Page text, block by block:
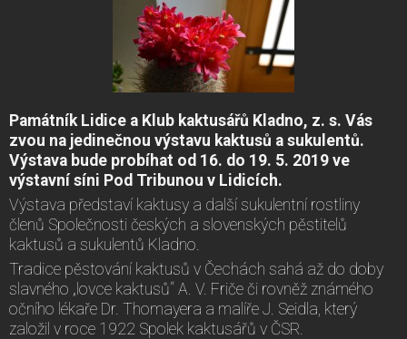
Památník Lidice a Klub kaktusářů Kladno, z. s. Vás
zvou na jedinečnou výstavu kaktusů a sukulentů.
Výstava bude probíhat od 16. do 19. 5. 2019 ve
výstavní síni Pod Tribunou v Lidicích.
Výstava představí kaktusy a další sukulentní rostliny
členů Společnosti českých a slovenských pěstitelů
kaktusů a sukulentů Kladno.
Tradice pěstování kaktusů v Čechách sahá až do doby
slavného „lovce kaktusů“ A. V. Friče či rovněž známého
očního lékaře Dr. Thomayera a malíře J. Seidla, který
založil v roce 1922 Spolek kaktusářů v ČSR.